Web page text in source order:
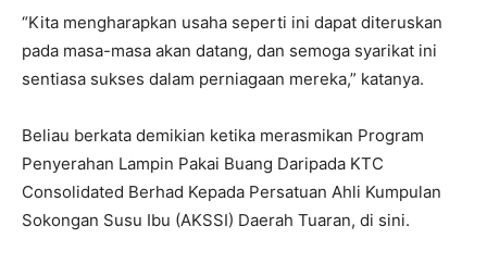
“Kita mengharapkan usaha seperti ini dapat diteruskan
pada masa-masa akan datang, dan semoga syarikat ini
sentiasa sukses dalam perniagaan mereka,” katanya.
Beliau berkata demikian ketika merasmikan Program
Penyerahan Lampin Pakai Buang Daripada KTC
Consolidated Berhad Kepada Persatuan Ahli Kumpulan
Sokongan Susu Ibu (AKSSI) Daerah Tuaran, di sini.